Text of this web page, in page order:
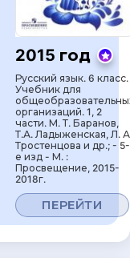
2015 год
Русский язык. 6 класс.
Учебник для
организаций. 1, 2
части. М. Т. Баранов,
Т.А. Ладыженская, Л.
Тростенцова и др.; - 5-
е изд - М. :
Просвещение, 2015-
2018г.
ПЕРЕЙТИ